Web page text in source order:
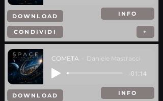
DOWNLOAD
CONDIVIDI
INFO
+
COMETA Daniele Mastracci
-01:14
DOWNLOAD INFO